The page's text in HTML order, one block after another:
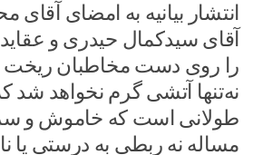
انتشار بیانیه به امضای آقای
آقای سیدکمال حیدری و
را روی دست مخاطبان ریخت
نه‌تنها آتشی گرم نخواهد شد
طولانی است که خاموش و
مساله نه ربطی به درستی یا